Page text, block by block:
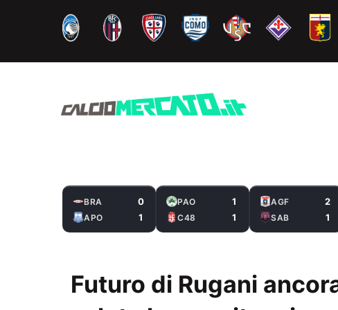
contenuto
BRA 0
APO 1
PAO 1
C48 1
AGF 2
SAB 1
Futuro di Rugani